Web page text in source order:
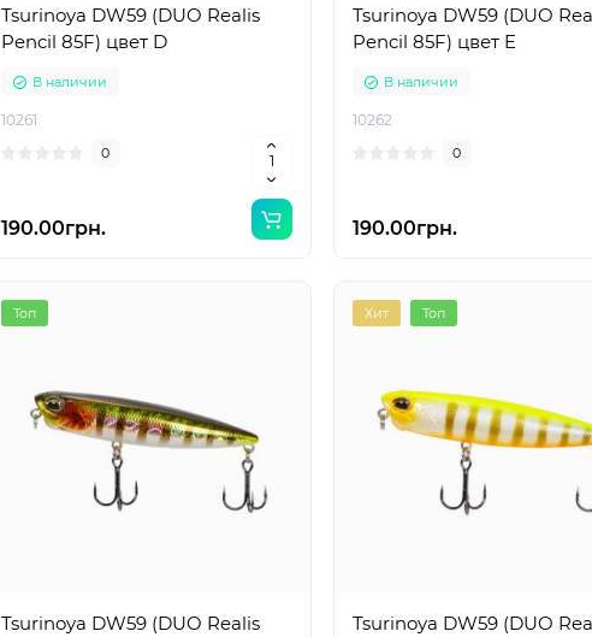
Tsurinoya DW59 (DUO Realis
Pencil 85F) цвет D
В наличии
10261
0
190.00грн.
Tsurinoya DW59 (DUO
Pencil 85F) цвет E
В наличии
10262
0
190.00грн.
Топ
Tsurinoya DW59 (DUO Realis
Хит Топ
Tsurinoya DW59 (DUO